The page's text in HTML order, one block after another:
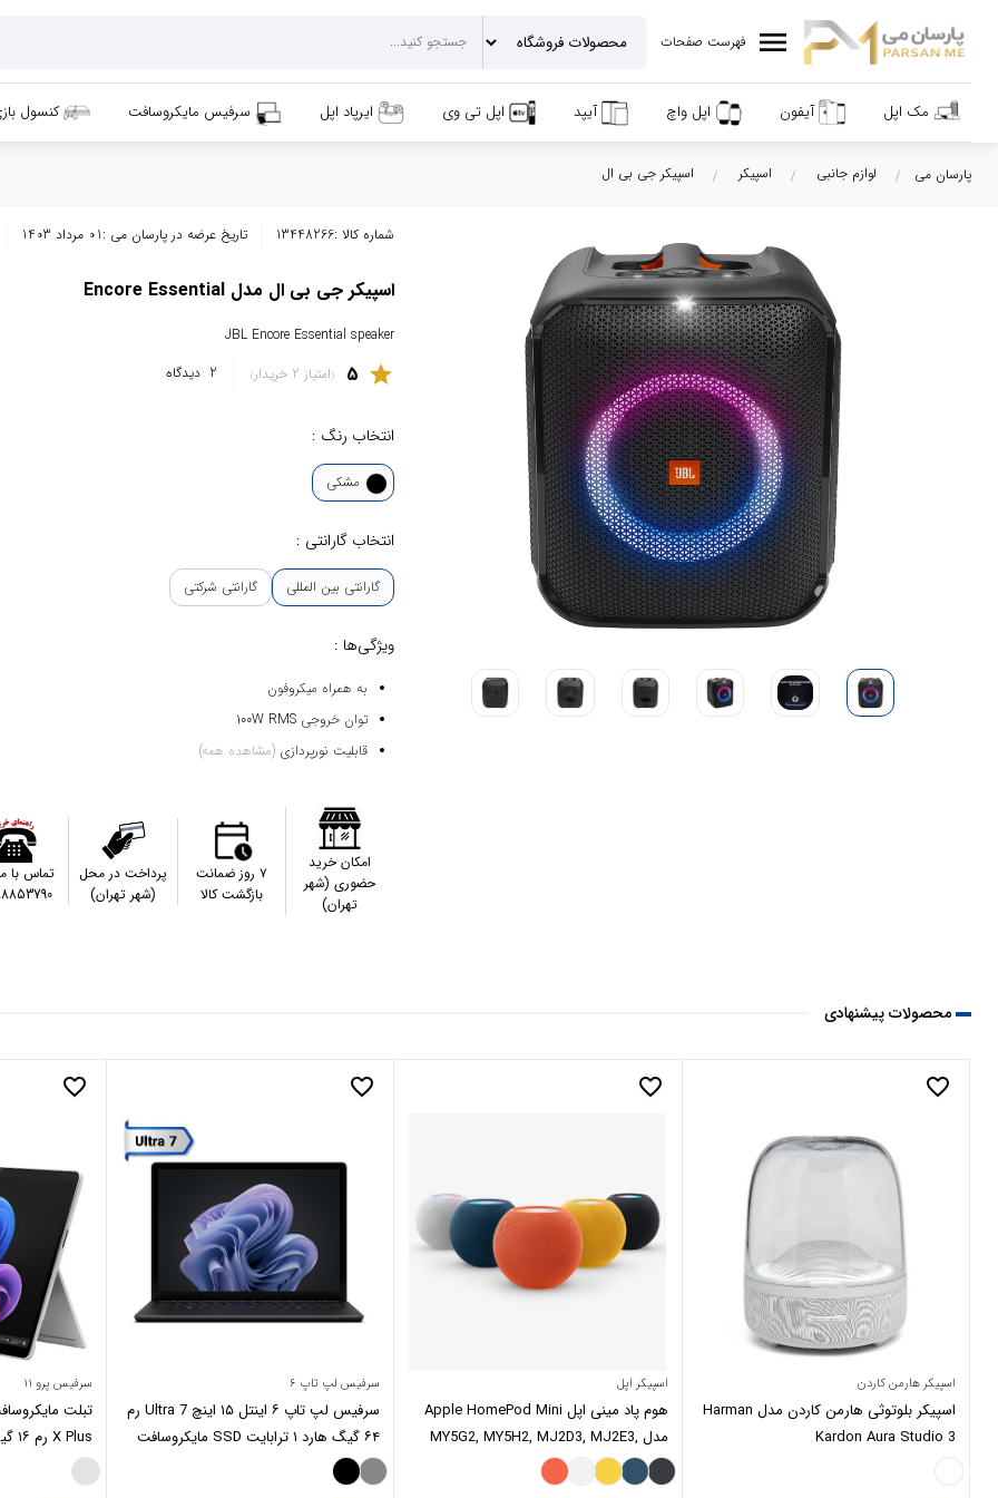
menu فهرست صفحات
مک اپل آیفون اپل واچ آیپد اپل تی وی ایرپاد اپل سرفیس مایکروسافت کنسول
پارسان می لوازم جانبی اسپیکر اسپیکر جی بی ال
شماره کالا :13448266 تاریخ عرضه در پارسان می :01 مرداد 1403
اسپیکر جی بی ال مدل Encore Essential
JBL Encore Essential speaker
star
5 امتیاز 2 خریدار 2 دیدگاه
انتخاب رنگ :
مشکی
انتخاب گارانتی :
گارانتی بین المللی گارانتی شرکتی
ویژگی‌ها :
به همراه میکروفون
توان خروجی 100W RMS
قابلیت نورپردازی(مشاهده همه)
امکان خرید
حضوری (شهر
تهران)
۷ روز ضمانت
بازگشت کالا
پرداخت در محل
(شهر تهران)
تماس با
محصولات پیشنهادی
favorite_border
اسپیکر هارمن کاردن
اسپیکر بلوتوثی هارمن کاردن مدل Harman
Kardon Aura Studio 3
favorite_border
اسپیکر اپل
هوم پاد مینی اپل Apple HomePod Mini
مدل MY5G2, MY5H2, MJ2D3, MJ2E3,
MJ2C3
favorite_border
سرفیس لپ تاپ ۶
سرفیس لپ تاپ ۶ اینتل ۱۵ اینچ Ultra 7 رم
۶۴ گیگ هارد ۱ ترابایت SSD مایکروسافت
favorite_border
سرفیس پرو ۱۱
X Plus رم ۱۶ گیگ هارد ۲۵۶ گیگ SSD